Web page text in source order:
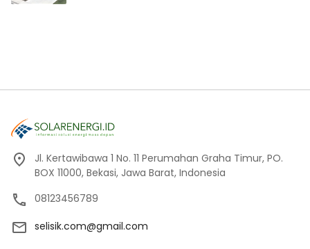
Jl. Kertawibawa 1 No. 11 Perumahan Graha Timur, PO.
BOX 11000, Bekasi, Jawa Barat, Indonesia
08123456789
selisik.com@gmail.com